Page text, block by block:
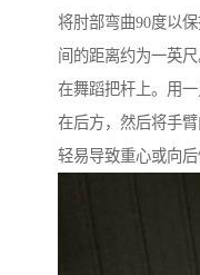
将肘部弯曲90度以
间的距离约为一英
在舞蹈把杆上。用
在后方，然后将手
轻易导致重心或向后